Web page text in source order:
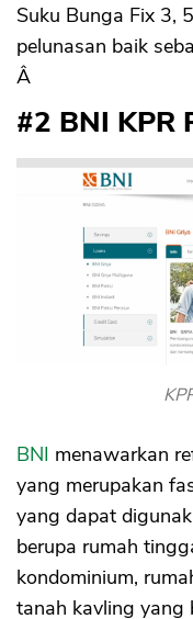
Suku Bunga Fix 3,
pelunasan baik
Â
#2 BNI KPR
BNI menawarkan
yang merupakan
yang dapat
berupa rumah
kondominium,
tanah kavling yang